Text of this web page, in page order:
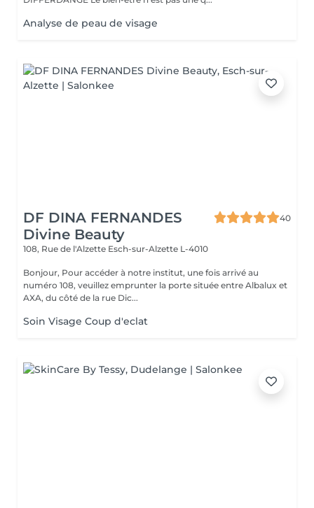
Analyse de peau de visage
DF DINA FERNANDES
Divine Beauty
40
108, Rue de l'Alzette Esch-sur-Alzette L-4010
Bonjour, Pour accéder à notre institut, une fois arrivé au
numéro 108, veuillez emprunter la porte située entre Albalux et
AXA, du côté de la rue Dic...
Soin Visage Coup d'eclat